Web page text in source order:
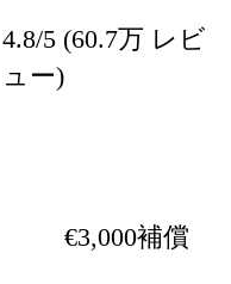
4.8/5 (60.7万 レビ
ュー)
€3,000補償